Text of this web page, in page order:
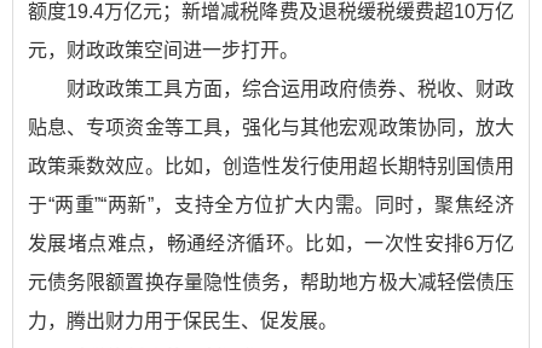
额度19.4万亿元；新增减税降费及退税缓税缓费超10万亿
元，财政政策空间进一步打开。
财政政策工具方面，综合运用政府债券、税收、财政
贴息、专项资金等工具，强化与其他宏观政策协同，放大
政策乘数效应。比如，创造性发行使用超长期特别国债用
于“两重”“两新”，支持全方位扩大内需。同时，聚焦经济
发展堵点难点，畅通经济循环。比如，一次性安排6万亿
元债务限额置换存量隐性债务，帮助地方极大减轻偿债压
力，腾出财力用于保民生、促发展。